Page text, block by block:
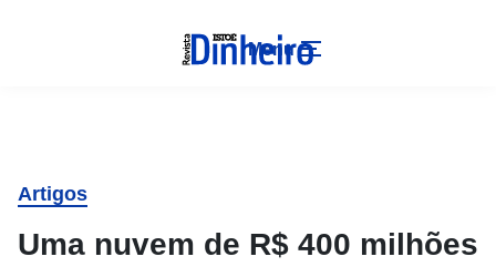
Menu
Artigos
Uma nuvem de R$ 400 milhões